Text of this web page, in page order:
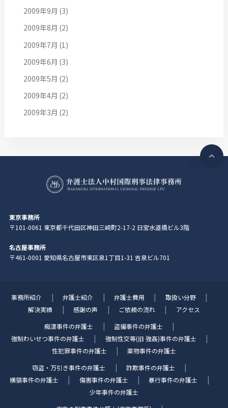
2009年9月 (3)
2009年8月 (2)
2009年7月 (1)
2009年6月 (3)
2009年5月 (2)
2009年4月 (2)
2009年3月 (2)
東京事務所
〒101-0061 東京都千代田区神田三崎町2-17-2 日宝水道橋ビル3階
名古屋事務所
〒461-0001 愛知県名古屋市東区泉1丁目1-31 吉泉ビル701
事務所紹介 弁護士紹介 弁護士費用
取扱い分野
解決実績
感謝の声 ご依頼の流れ
アクセス
痴漢事件の弁護士
盗撮事件の弁護士
強制わいせつ事件の弁護士
強制性交等(旧 強姦)事件の弁護士
性犯罪事件の弁護士
薬物事件の弁護士
窃盗・万引き事件の弁護士
詐欺事件の弁護士
横領事件の弁護士
傷害事件の弁護士
暴行事件の弁護士
少年事件の弁護士